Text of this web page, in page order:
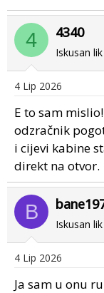
4 4340
Iskusan lik
4 Lip 2026
E to sam
odzračnik
i cijevi kabine
direkt na otvor.
B
Iskusan lik
4 Lip 2026
Ja sam u onu